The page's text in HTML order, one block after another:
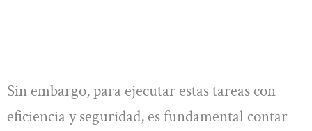
Sin embargo, para ejecutar estas tareas con
eficiencia y seguridad, es fundamental contar